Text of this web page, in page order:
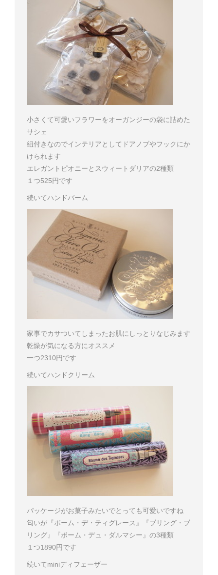
小さくて可愛いフラワーをオーガンジーの袋に詰めた
サシェ
紐付きなのでインテリアとしてドアノブやフックにか
けられます
エレガントピオニーとスウィートダリアの2種類
１つ525円です
続いてハンドバーム
家事でカサついてしまったお肌にしっとりなじみます
乾燥が気になる方にオススメ
一つ2310円です
続いてハンドクリーム
パッケージがお菓子みたいでとっても可愛いですね
匂いが『ボーム・デ・ティグレース』『ブリング・ブ
リング』『ボーム・デュ・ダルマシー』の3種類
１つ1890円です
続いてminiディフェーザー